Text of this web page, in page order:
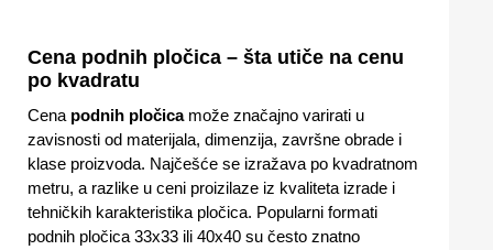
Cena podnih pločica – šta utiče na cenu
po kvadratu
Cena podnih pločicamože značajno varirati u
zavisnosti od materijala, dimenzija, završne obrade i
klase proizvoda. Najčešće se izražava po kvadratnom
metru, a razlike u ceni proizilaze iz kvaliteta izrade i
tehničkih karakteristika pločica. Popularni formati
podnih pločica 33x33 ili 40x40 su često znatno